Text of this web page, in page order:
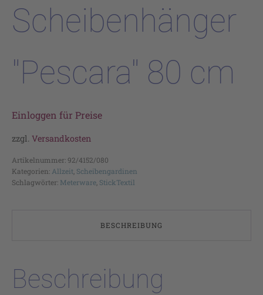
Scheibenhänger
"Pescara" 80 cm
Einloggen für Preise
zzgl. Versandkosten
Artikelnummer: 92/4152/080
Kategorien: Allzeit Scheibengardinen
Schlagwörter: Meterware StickTextil
BESCHREIBUNG
Beschreibung